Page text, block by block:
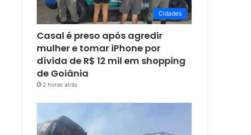
Cidades
Casal é preso após agredir
mulher e tomar iPhone por
dívida de R$ 12 mil em shopping
de Goiânia
2 horas atrás